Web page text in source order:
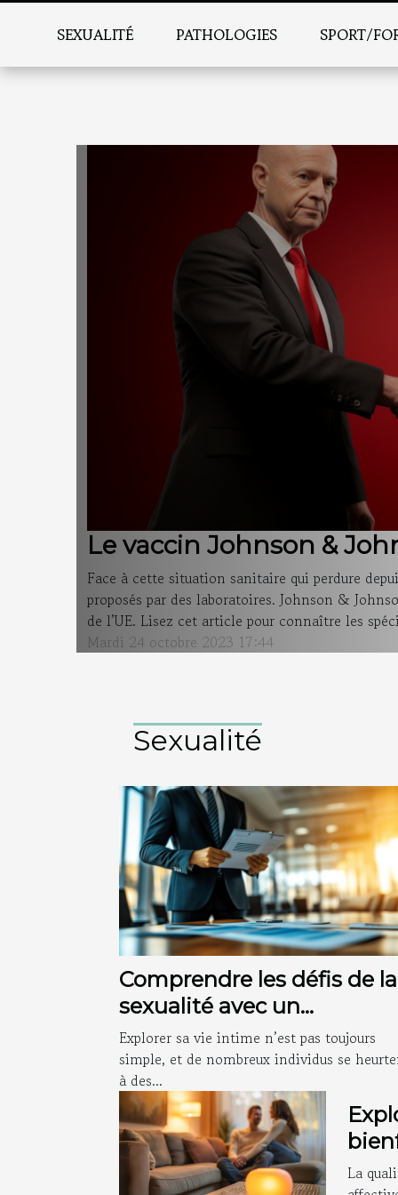
SEXUALITÉ PATHOLOGIES SPORT/
Le vaccin Johnson &
Face à cette situation sanitaire qui perdure
proposés par des laboratoires. Johnson &
de l’UE. Lisez cet article pour connaître les
Mardi 24 octobre 2023 17:44
Sexualité
Comprendre les défis de la
sexualité avec un
professionnel : en quoi ça
consiste ?
Explorer sa vie intime n’est pas toujours
simple, et de nombreux individus se
à des...
La